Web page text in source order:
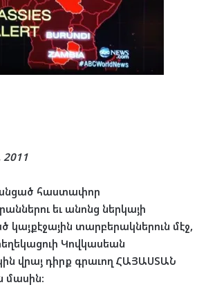
հաստափոր
եւ անոնց ներկայի
տարբերակներուն մէջ,
Կովկասեան
վրայ դիրք գրաւող ՀԱՅԱՍՏԱՆ
մասին: